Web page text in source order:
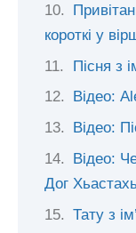
короткі у
Пісня з
Відео:
Відео:
Відео:
Дог
Тату з